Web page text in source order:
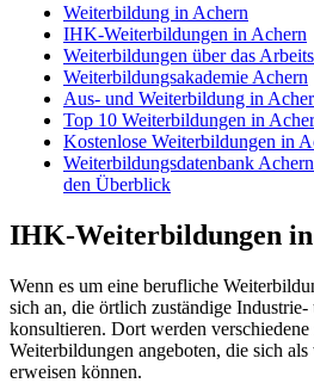
Weiterbildung in Achern
IHK-Weiterbildungen in Achern
Weiterbildungen über das
Weiterbildungsakademie Achern
Aus- und Weiterbildung in
Top 10 Weiterbildungen in
Kostenlose Weiterbildungen in
Weiterbildungsdatenbank
den Überblick
IHK-Weiterbildungen
Wenn es um eine berufliche
sich an, die örtlich zuständige
konsultieren. Dort werden
Weiterbildungen angeboten, die sich
erweisen können.